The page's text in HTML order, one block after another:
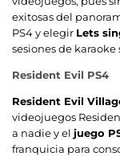
exitosas del
PS4 y elegir Lets
sesiones de karaoke
Resident Evil PS4
Resident Evil
videojuegos
a nadie y el juego
franquicia para